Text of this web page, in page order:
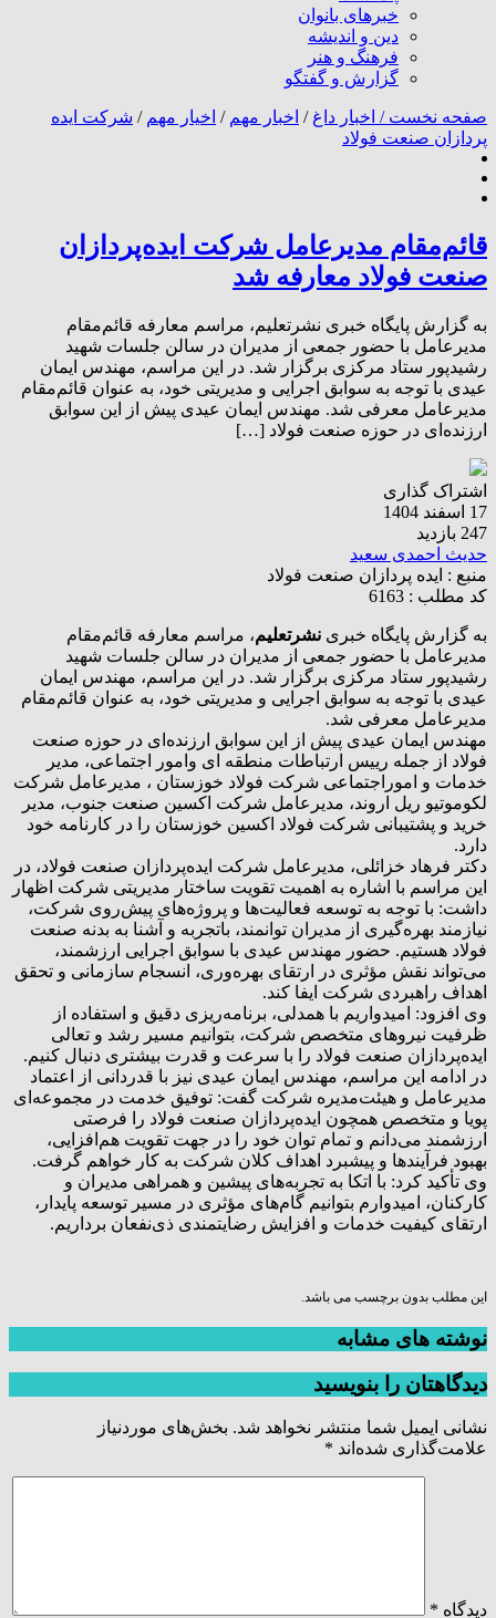
خبرهای بانوان
دین و اندیشه
فرهنگ و هنر
گزارش و گفتگو
صفحه نخست / اخبار داغ / اخبار مهم / اخیار مهم / شرکت ایده
پردازان صنعت فولاد
قائم‌مقام مدیرعامل شرکت ایده‌پردازان
صنعت فولاد معارفه شد
به گزارش پایگاه خبری نشرتعلیم، مراسم معارفه قائم‌مقام
مدیرعامل با حضور جمعی از مدیران در سالن جلسات شهید
رشیدپور ستاد مرکزی برگزار شد. در این مراسم، مهندس ایمان
عیدی با توجه به سوابق اجرایی و مدیریتی خود، به عنوان قائم‌مقام
مدیرعامل معرفی شد. مهندس ایمان عیدی پیش از این سوابق
ارزنده‌ای در حوزه صنعت فولاد […]
اشتراک گذاری
17 اسفند 1404
247 بازدید
حدیث احمدی سعید
منبع : ایده پردازان صنعت فولاد
کد مطلب : 6163
به گزارش پایگاه خبری نشرتعلیم، مراسم معارفه قائم‌مقام
مدیرعامل با حضور جمعی از مدیران در سالن جلسات شهید
رشیدپور ستاد مرکزی برگزار شد. در این مراسم، مهندس ایمان
عیدی با توجه به سوابق اجرایی و مدیریتی خود، به عنوان قائم‌مقام
مدیرعامل معرفی شد.
مهندس ایمان عیدی پیش از این سوابق ارزنده‌ای در حوزه صنعت
فولاد از جمله رییس ارتباطات منطقه ای وامور اجتماعی، مدیر
خدمات و اموراجتماعی شرکت فولاد خوزستان ، مدیرعامل شرکت
لکوموتیو ریل اروند، مدیرعامل شرکت اکسین صنعت جنوب، مدیر
خرید و پشتیبانی شرکت فولاد اکسین خوزستان را در کارنامه خود
دارد.
دکتر فرهاد خزائلی، مدیرعامل شرکت ایده‌پردازان صنعت فولاد، در
این مراسم با اشاره به اهمیت تقویت ساختار مدیریتی شرکت اظهار
داشت: با توجه به توسعه فعالیت‌ها و پروژه‌های پیش‌روی شرکت،
نیازمند بهره‌گیری از مدیران توانمند، باتجربه و آشنا به بدنه صنعت
فولاد هستیم. حضور مهندس عیدی با سوابق اجرایی ارزشمند،
می‌تواند نقش مؤثری در ارتقای بهره‌وری، انسجام سازمانی و تحقق
اهداف راهبردی شرکت ایفا کند.
وی افزود: امیدواریم با همدلی، برنامه‌ریزی دقیق و استفاده از
ظرفیت نیروهای متخصص شرکت، بتوانیم مسیر رشد و تعالی
ایده‌پردازان صنعت فولاد را با سرعت و قدرت بیشتری دنبال کنیم.
در ادامه این مراسم، مهندس ایمان عیدی نیز با قدردانی از اعتماد
مدیرعامل و هیئت‌مدیره شرکت گفت: توفیق خدمت در مجموعه‌ای
پویا و متخصص همچون ایده‌پردازان صنعت فولاد را فرصتی
ارزشمند می‌دانم و تمام توان خود را در جهت تقویت هم‌افزایی،
بهبود فرآیندها و پیشبرد اهداف کلان شرکت به کار خواهم گرفت.
وی تأکید کرد: با اتکا به تجربه‌های پیشین و همراهی مدیران و
کارکنان، امیدوارم بتوانیم گام‌های مؤثری در مسیر توسعه پایدار،
ارتقای کیفیت خدمات و افزایش رضایتمندی ذی‌نفعان برداریم.
این مطلب بدون برچسب می باشد.
نوشته های مشابه
دیدگاهتان را بنویسید
نشانی ایمیل شما منتشر نخواهد شد. بخش‌های موردنیاز
علامت‌گذاری شده‌اند *
دیدگاه *